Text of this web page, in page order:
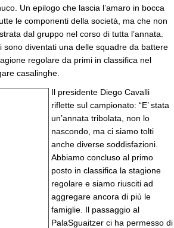
Un epilogo che lascia l’amaro in bocca
le componenti della società, ma che non
dal gruppo nel corso di tutta l’annata.
sono diventati una delle squadre da battere
regolare da primi in classifica nel
casalinghe.
Il presidente Diego Cavalli
riflette sul campionato: “E’ stata
un’annata tribolata, non lo
nascondo, ma ci siamo tolti
anche diverse soddisfazioni.
Abbiamo concluso al primo
posto in classifica la stagione
regolare e siamo riusciti ad
aggregare ancora di più le
famiglie. Il passaggio al
PalaSguaitzer ci ha permesso di